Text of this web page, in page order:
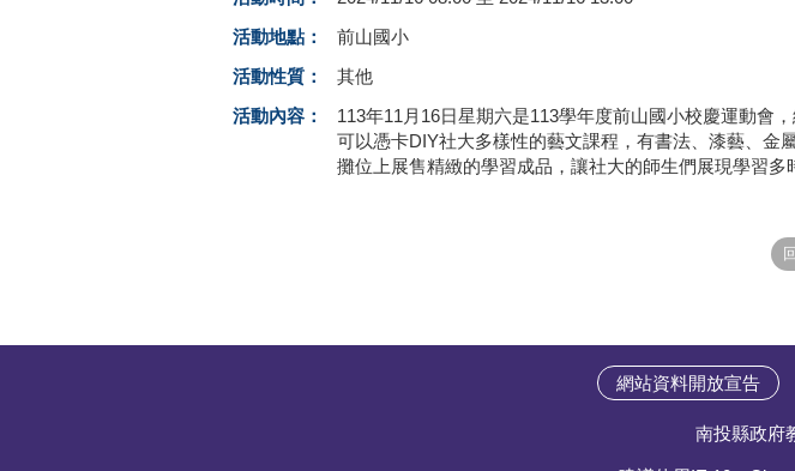
活動地點：
前山國小
活動性質：
其他
活動內容：
113年11月16日星期六是113學年度前山國小校慶運動會
可以憑卡DIY社大多樣性的藝文課程，有書法、漆藝、金
攤位上展售精緻的學習成品，讓社大的師生們展現學習
網站資料開放宣告
南投縣政府